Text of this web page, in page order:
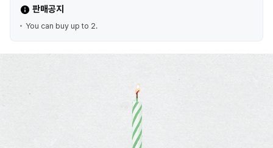
판매공지
You can buy up to 2.